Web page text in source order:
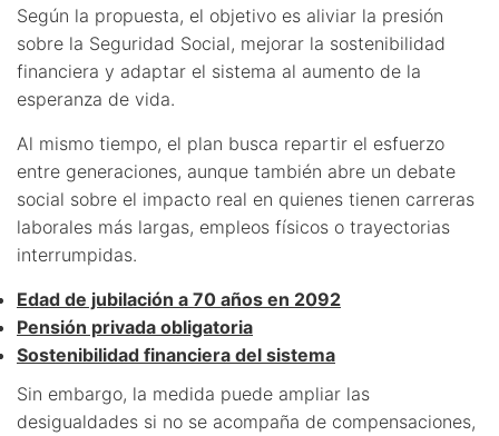
Según la propuesta, el objetivo es aliviar la presión
sobre la Seguridad Social, mejorar la sostenibilidad
financiera y adaptar el sistema al aumento de la
esperanza de vida.
Al mismo tiempo, el plan busca repartir el esfuerzo
entre generaciones, aunque también abre un debate
social sobre el impacto real en quienes tienen carreras
laborales más largas, empleos físicos o trayectorias
interrumpidas.
Edad de jubilación a 70 años en 2092
Pensión privada obligatoria
Sostenibilidad financiera del sistema
Sin embargo, la medida puede ampliar las
desigualdades si no se acompaña de compensaciones,